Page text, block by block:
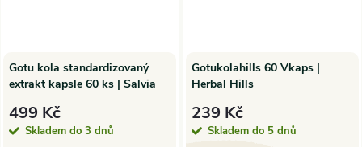
Gotu kola standardizovaný
extrakt kapsle 60 ks | Salvia
499 Kč
Skladem do 3 dnů
Gotukolahills 60 Vkaps |
Herbal Hills
239 Kč
Skladem do 5 dnů